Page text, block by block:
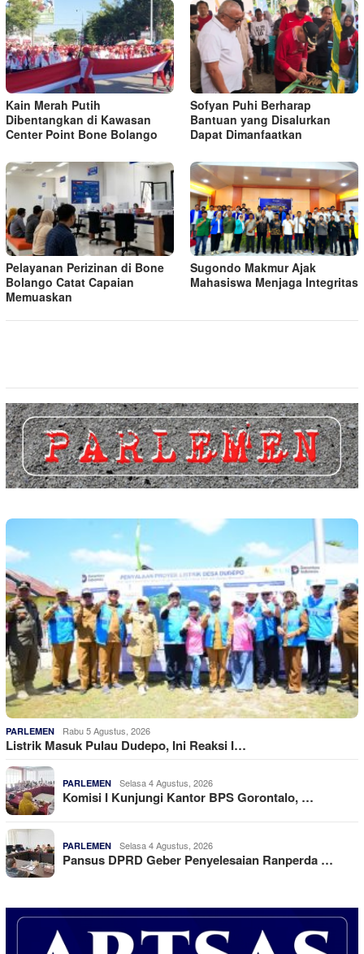
Kain Merah Putih
Dibentangkan di Kawasan
Center Point Bone Bolango
Sofyan Puhi Berharap
Bantuan yang Disalurkan
Dapat Dimanfaatkan
Pelayanan Perizinan di Bone
Bolango Catat Capaian
Memuaskan
Sugondo Makmur Ajak
Mahasiswa Menjaga Integritas
PARLEMEN Rabu 5 Agustus, 2026
Listrik Masuk Pulau Dudepo, Ini Reaksi I…
PARLEMEN Selasa 4 Agustus, 2026
Komisi I Kunjungi Kantor BPS Gorontalo, …
PARLEMEN Selasa 4 Agustus, 2026
Pansus DPRD Geber Penyelesaian Ranperda …